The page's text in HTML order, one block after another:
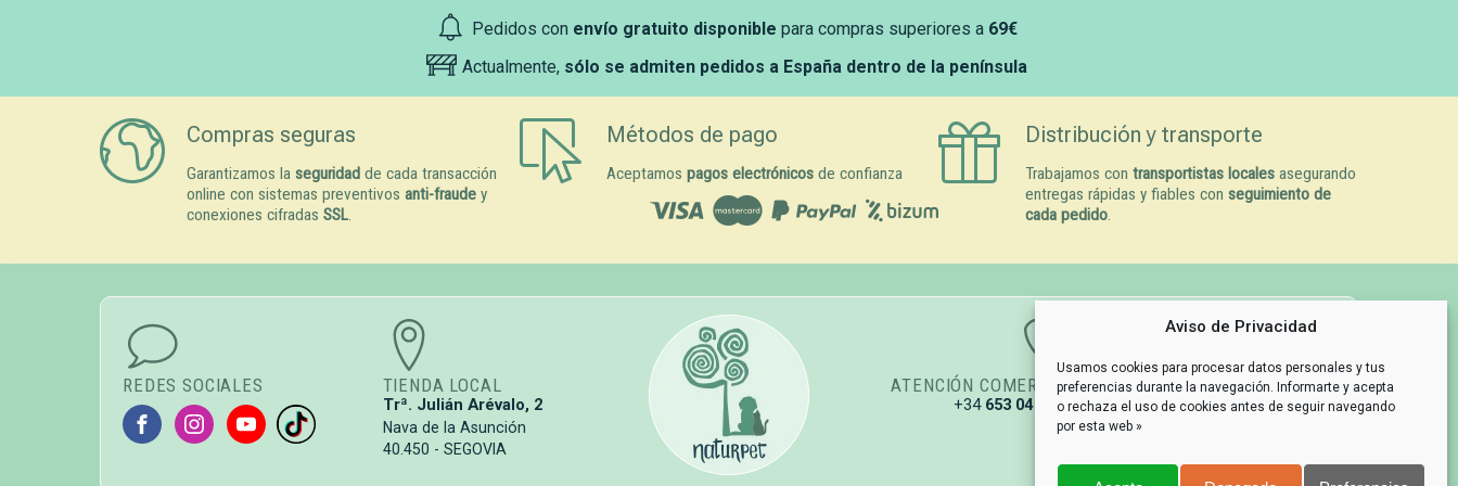
Aviso de Privacidad
Usamos cookies para procesar datos personales y tus
preferencias durante la navegación. Informarte y acepta
o rechaza el uso de cookies antes de seguir navegando
por esta web »
Pedidos con envío gratuito disponible para compras superiores a 69€
Actualmente, sólo se admiten pedidos a España dentro de la península
Compras seguras
Garantizamos la seguridad de cada transacción
online con sistemas preventivos anti-fraude y
conexiones cifradas SSL.
Métodos de pago
Aceptamos pagos electrónicosde confianza
Distribución y transporte
Trabajamos con transportistas locales asegurando
entregas rápidas y fiables conseguimiento de
cada pedido.
REDES SOCIALES TIENDA LOCAL
Trª. Julián Arévalo, 2
Nava de la Asunción
40.450 - SEGOVIA
ATENCIÓN COMERCIAL
+34 653 04 67 79
GESTIÓN DE PEDIDOS
info@naturpetmascotas.es